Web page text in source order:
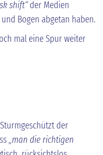
shift“der Medien
Bogen abgetan haben.
mal eine Spur weiter
der
„man die richtigen